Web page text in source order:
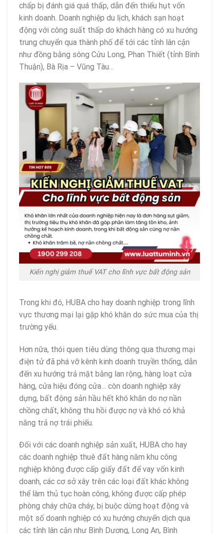
chấp bị đánh giá quá thấp, dẫn đến thiếu hụt vốn
kinh doanh. Doanh nghiệp du lịch, khách sạn hoạt
động với công suất thấp do khách hàng có xu hướng
trung chuyển qua thành phố để tới các tỉnh lân cận
như đồng bằng sông Cửu Long, Phan Thiết (tỉnh Bình
Thuận), Bà Rịa – Vũng Tàu…
Kiến nghị giảm thuế VAT cho lĩnh vực bất động sản
Trong khi đó, HUBA cho hay doanh nghiệp trong lĩnh
vực thương mại lại gặp khó khăn do sức mua của thị
trường yếu.
Hơn nữa, thói quen tiêu dùng thông qua thương mại
điện tử đã phá vỡ kênh kinh doanh truyền thống, dẫn
đến xu hướng trả mặt bằng lan rộng, hàng loạt cửa
hàng, cửa hiệu đóng cửa… còn doanh nghiệp xây
dựng, bất động sản hầu hết khó khăn do nợ nần
chồng chất, không thu hồi được nợ và khó có khả
năng trả nợ trái phiếu.
Đối với các doanh nghiệp sản xuất, HUBA cho hay
các doanh nghiệp thuê đất hàng năm khu công
nghiệp không được cấp giấy đất để vay vốn kinh
doanh, các cơ sở xây trên các loại đất khác không
thể làm thủ tục hoàn công, không được cấp phép
phòng cháy chữa cháy, bị buộc dừng hoạt động và
một số doanh nghiệp có xu hướng chuyển dịch qua
các tỉnh lân cận như Bình Dương, Long An, Bình